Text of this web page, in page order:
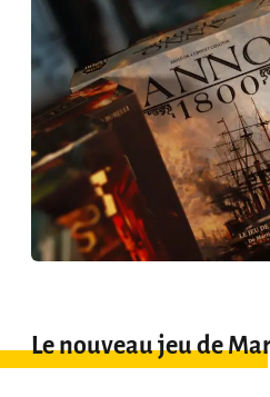
Le nouveau jeu de